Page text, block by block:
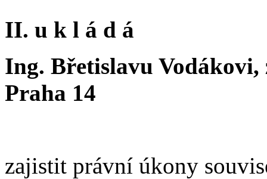
II. u k l á d á
Ing. Břetislavu Vodákovi,
Praha 14
zajistit právní úkony